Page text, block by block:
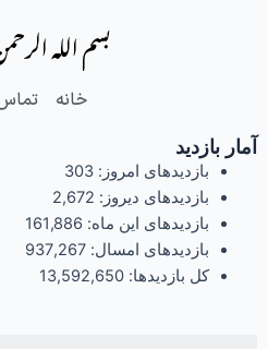
بسم الله
خانه
آمار بازدید
بازدیدهای امروز: 303
بازدیدهای دیروز: 2,672
بازدیدهای این ماه: 161,886
بازدیدهای امسال: 937,267
کل بازدیدها: 13,592,650